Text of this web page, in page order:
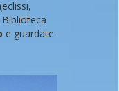
e guardate